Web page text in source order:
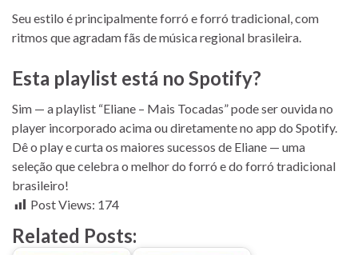
Seu estilo é principalmente forró e forró tradicional, com
ritmos que agradam fãs de música regional brasileira.
Esta playlist está no Spotify?
Sim — a playlist “Eliane – Mais Tocadas” pode ser ouvida no
player incorporado acima ou diretamente no app do Spotify.
Dê o play e curta os maiores sucessos de Eliane — uma
seleção que celebra o melhor do forró e do forró tradicional
brasileiro!
Post Views: 174
Related Posts: